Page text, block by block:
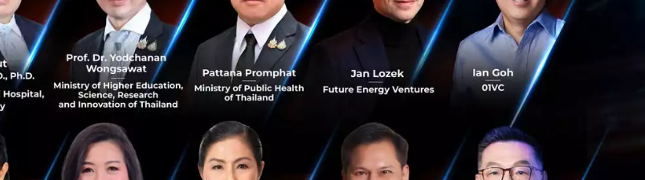
รุ่นใหม่ด้านเทคโนโลยี และวัฒนธรรม เพื่อร่วมกันเอา
มท้าทายต่างๆ ในแวดวง...
27, 2021| By
Techsauce Team
UNESCO Tencent TechCul Ideathon
เผยวิสัยทัศน์ พร้อมขับเคลื่อนความเสมอภาค
ยกระดับคุณภาพการศึกษาด้วยเทคโนโลยี